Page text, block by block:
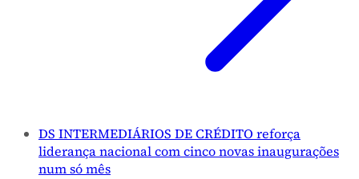
DS INTERMEDIÁRIOS DE CRÉDITO reforça
liderança nacional com cinco novas inaugurações
num só mês